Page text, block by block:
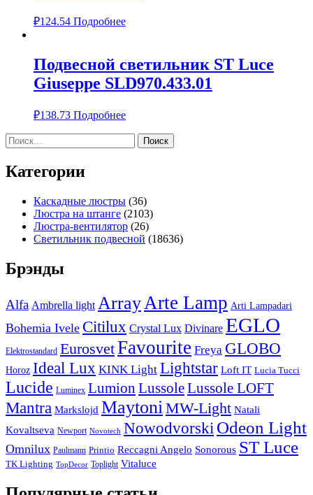
₽124.54 Подробнее
Подвесной светильник ST Luce
Giuseppe SLD970.433.01
₽138.73 Подробнее
Найти:
Категории
Каскадные люстры (36)
Люстра на штанге (2103)
Люстра-вентилятор (26)
Светильник подвесной (18636)
Брэнды
Alfa Ambrella light Array Arte Lamp Arti Lampadari
Bohemia Ivele Citilux Crystal Lux Divinare EGLO
Elektrostandard EurosvetFavourite Freya GLOBO
Horoz Ideal Lux KINK Light Lightstar Loft IT Lucia Tucci
Lucide Luminex Lumion LussoleLussole LOFT
Mantra Markslojd Maytoni MW-Light Natali
Kovaltseva Newport Novotech Nowodvorski Odeon Light
Omnilux Paulmann Printio Reccagni Angelo Sonorous ST Luce
TK Lighting TopDecor Toplight Vitaluce